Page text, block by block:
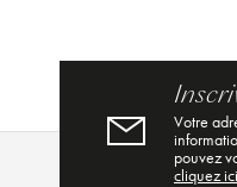
Votre
pouvez
cliquez ici